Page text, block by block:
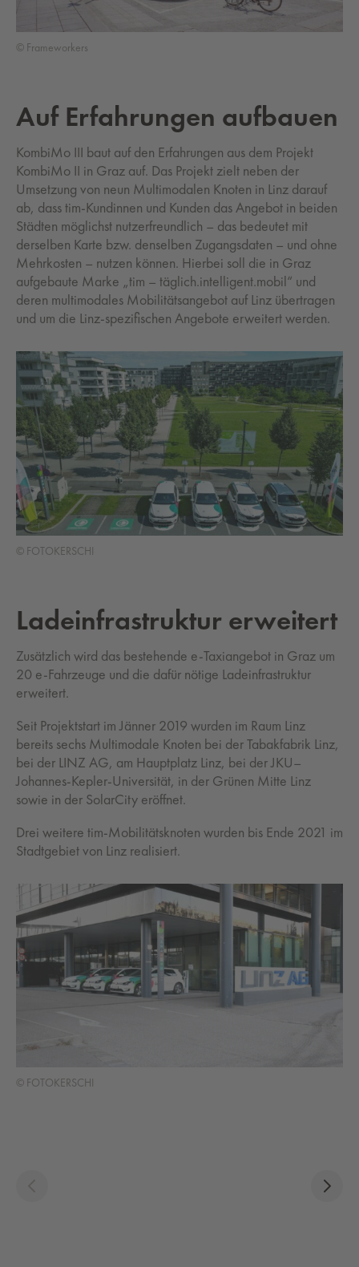
© Frameworkers
Auf Erfahrungen aufbauen
KombiMo III baut auf den Erfahrungen aus dem Projekt
KombiMo II in Graz auf. Das Projekt zielt neben der
Umsetzung von neun Multimodalen Knoten in Linz darauf
ab, dass tim-Kundinnen und Kunden das Angebot in beiden
Städten möglichst nutzerfreundlich – das bedeutet mit
derselben Karte bzw. denselben Zugangsdaten – und ohne
Mehrkosten – nutzen können. Hierbei soll die in Graz
aufgebaute Marke „tim – täglich.intelligent.mobil“ und
deren multimodales Mobilitätsangebot auf Linz übertragen
und um die Linz-spezifischen Angebote erweitert werden.
© FOTOKERSCHI
Ladeinfrastruktur erweitert
Zusätzlich wird das bestehende e-Taxiangebot in Graz um
20 e-Fahrzeuge und die dafür nötige Ladeinfrastruktur
erweitert.
Seit Projektstart im Jänner 2019 wurden im Raum Linz
bereits sechs Multimodale Knoten bei der Tabakfabrik Linz,
bei der LINZ AG, am Hauptplatz Linz, bei der JKU–
Johannes-Kepler-Universität, in der Grünen Mitte Linz
sowie in der SolarCity eröffnet.
Drei weitere tim-Mobilitätsknoten wurden bis Ende 2021 im
Stadtgebiet von Linz realisiert.
© FOTOKERSCHI